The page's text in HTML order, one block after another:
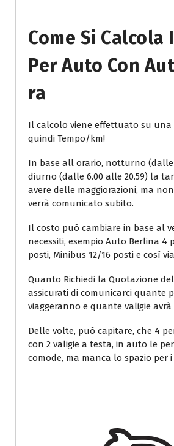
Come Si Calcola
Per Auto Con
Ra
Il calcolo viene effettuato su una
quindi Tempo/km!
In base all orario, notturno (dalle
diurno (dalle 6.00 alle 20.59) la
avere delle maggiorazioni, ma
verrà comunicato subito.
Il costo può cambiare in base al
necessiti, esempio Auto Berlina 4
posti, Minibus 12/16 posti e così
Quanto Richiedi la Quotazione del
assicurati di comunicarci quante
viaggeranno e quante valigie
Delle volte, può capitare, che 4
con 2 valigie a testa, in auto le
comode, ma manca lo spazio per i